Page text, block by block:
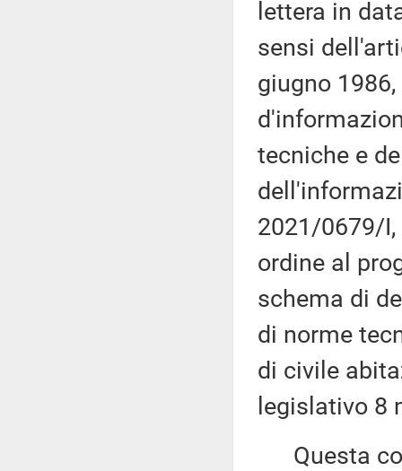
lettera in
sensi
giugno
tecniche e
2021/0679/
ordine al
schema di
di norme
di civile
legislativo 8
Questa